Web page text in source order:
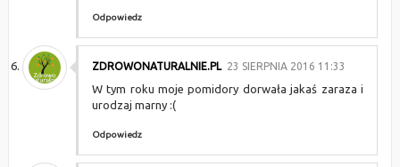
Odpowiedz
ZDROWONATURALNIE.PL 23 SIERPNIA 2016 11:33
W tym roku moje pomidory dorwała jakaś zaraza i
urodzaj marny :(
Odpowiedz